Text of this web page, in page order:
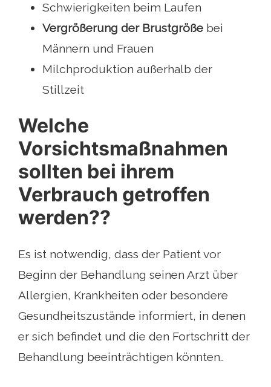
Schwierigkeiten beim Laufen
Vergrößerung der Brustgröße bei
Männern und Frauen
Milchproduktion außerhalb der
Stillzeit
Welche
Vorsichtsmaßnahmen
sollten bei ihrem
Verbrauch getroffen
werden??
Es ist notwendig, dass der Patient vor
Beginn der Behandlung seinen Arzt über
Allergien, Krankheiten oder besondere
Gesundheitszustände informiert, in denen
er sich befindet und die den Fortschritt der
Behandlung beeinträchtigen könnten..